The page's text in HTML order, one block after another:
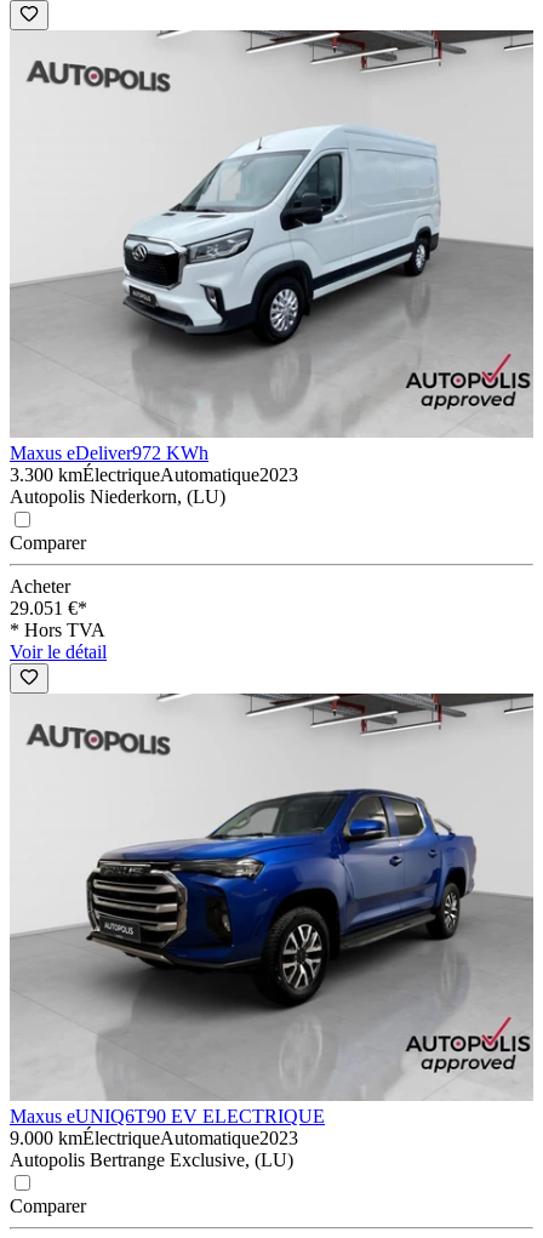
Maxus eDeliver972 KWh
3.300 kmÉlectriqueAutomatique2023
Autopolis Niederkorn, (LU)
Comparer
Acheter
29.051 €*
* Hors TVA
Voir le détail
Maxus eUNIQ6T90 EV ELECTRIQUE
9.000 kmÉlectriqueAutomatique2023
Autopolis Bertrange Exclusive, (LU)
Comparer